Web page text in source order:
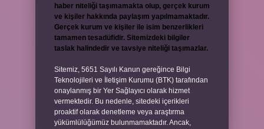
haber niteliği taşımamakta olup, gerçek kurum
ve kişiler hakkında paylaşım yapılmamaktadır.
Gerçek kurum ve kişiler ile isim benzerlikleri
tamamen tesadüfidir. Sitemizdeki bilgiler
taslak halindedir ve tavsiye niteliği taşımazlar.
Sitemiz, 5651 Sayılı Kanun gereğince Bilgi
Teknolojileri ve İletişim Kurumu (BTK) tarafından
onaylanmış bir Yer Sağlayıcı olarak hizmet
vermektedir. Bu nedenle, sitedeki içerikleri
proaktif olarak denetleme veya araştırma
yükümlülüğümüz bulunmamaktadır. Ancak,